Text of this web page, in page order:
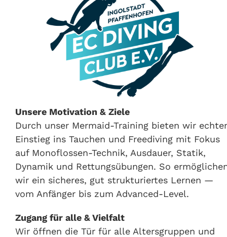
Unsere Motivation & Ziele
Durch unser Mermaid-Training bieten wir
Einstieg ins Tauchen und Freediving mit Fokus
auf Monoflossen-Technik, Ausdauer, Statik,
Dynamik und Rettungsübungen. So
wir ein sicheres, gut strukturiertes Lernen —
vom Anfänger bis zum Advanced-Level.
Zugang für alle & Vielfalt
Wir öffnen die Tür für alle Altersgruppen und